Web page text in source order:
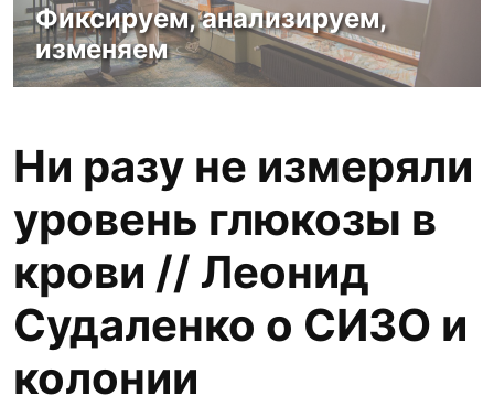
Фиксируем, анализируем,
изменяем
Ни разу не измеряли
уровень глюкозы в
крови // Леонид
Судаленко о СИЗО и
колонии